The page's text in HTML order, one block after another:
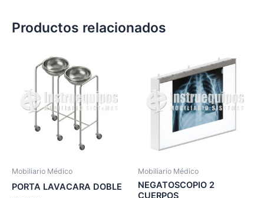
Productos relacionados
Mobiliario Médico
PORTA LAVACARA DOBLE
Mobiliario Médico
NEGATOSCOPIO 2
CUERPOS